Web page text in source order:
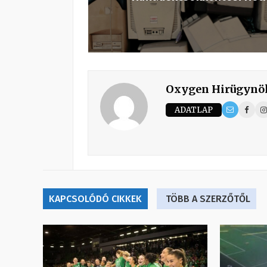
Oxygen
ADATLAP
KAPCSOLÓDÓ CIKKEK TÖBB A SZERZŐTŐL